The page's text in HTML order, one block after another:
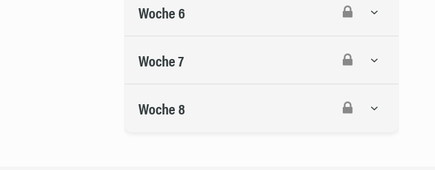
Woche 6
Woche 7
Woche 8